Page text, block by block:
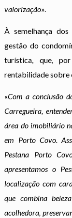
valorização».
À semelhança
gestão do
turística, que,
rentabilidade sobre
«Com a conclusão
Carregueira,
área do imobiliário
em Porto Covo.
Pestana Porto
apresentamos o
localização com
que combina
acolhedora,